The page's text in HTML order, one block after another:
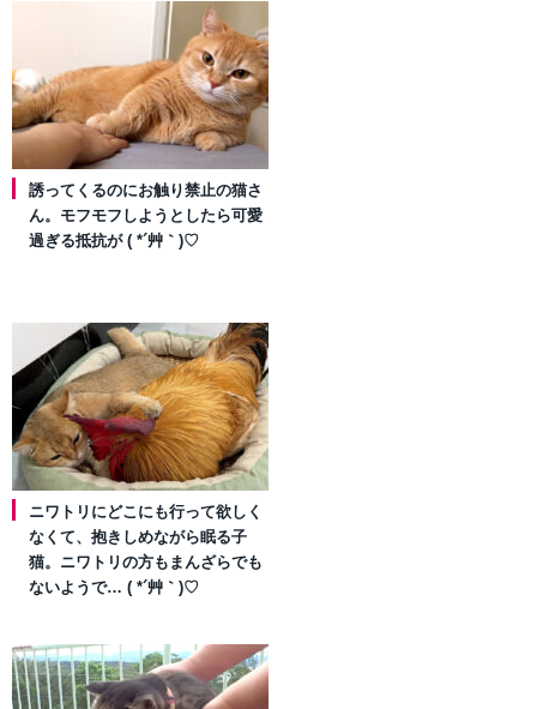
誘ってくるのにお触り禁止の猫さ
ん。モフモフしようとしたら可愛
過ぎる抵抗が ( *´艸｀)♡
ニワトリにどこにも行って欲しく
なくて、抱きしめながら眠る子
猫。ニワトリの方もまんざらでも
ないようで… ( *´艸｀)♡